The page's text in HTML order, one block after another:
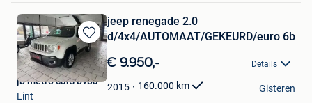
Bewaren
in
Mijn
Favorieten
jeep renegade 2.0
d/4x4/AUTOMAAT/GEKEURD/euro 6b
€ 9.950,- Details
2015 160.000 km
jb metro cars bvba
Lint
Gisteren